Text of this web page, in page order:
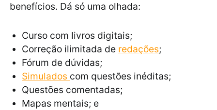
benefícios. Dá só uma olhada:
Curso com livros digitais;
Correção ilimitada de redações;
Fórum de dúvidas;
Simulados com questões inéditas;
Questões comentadas;
Mapas mentais; e